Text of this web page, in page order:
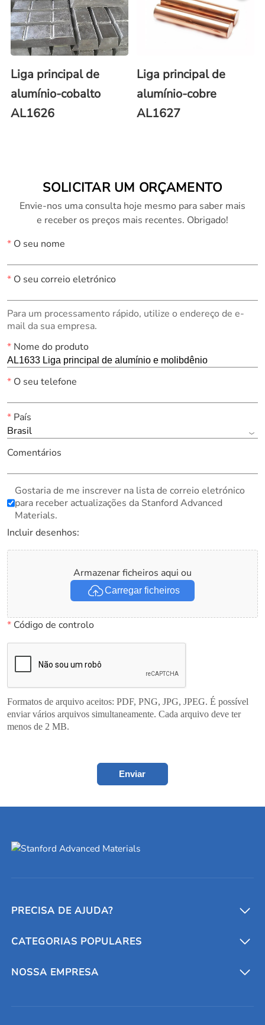
Liga principal de
alumínio-cobalto
AL1626
Liga principal de
alumínio-cobre
AL1627
SOLICITAR UM ORÇAMENTO
Envie-nos uma consulta hoje mesmo para saber mais
e receber os preços mais recentes. Obrigado!
*O seu nome
*O seu correio eletrónico
Para um processamento rápido, utilize o endereço de e-
mail da sua empresa.
*Nome do produto
*O seu telefone
*País
Brasil
Comentários
Gostaria de me inscrever na lista de correio eletrónico
para receber actualizações da Stanford Advanced
Materials.
Incluir desenhos:
Armazenar ficheiros aqui ou
Carregar ficheiros
*Código de controlo
Formatos de arquivo aceitos: PDF, PNG, JPG, JPEG. É possível
enviar vários arquivos simultaneamente. Cada arquivo deve ter
menos de 2 MB.
Enviar
PRECISA DE AJUDA?
Conversores e calculadoras
Entre em contato conosco
CATEGORIAS POPULARES
Metais refratários
NOSSA EMPRESA